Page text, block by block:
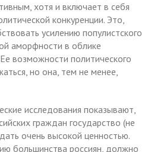
хотя и включает в себя
конкуренции. Это,
усилению популистского
аморфности в облике
возможности политического
но она, тем не менее,
исследования показывают,
граждан государство (не
очень высокой ценностью.
большинства россиян, должно